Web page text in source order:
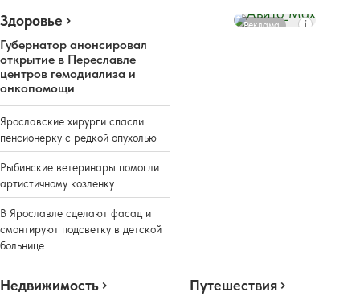
Здоровье
Губернатор анонсировал
открытие в Переславле
центров гемодиализа и
онкопомощи
Ярославские хирурги спасли
пенсионерку с редкой опухолью
Рыбинские ветеринары помогли
артистичному козленку
В Ярославле сделают фасад и
смонтируют подсветку в детской
больнице
Реклама
Недвижимость Путешествия